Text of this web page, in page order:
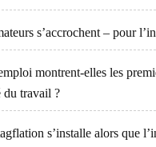
s’accrochent – ​​pour
montrent-elles les
du travail ?
s’installe alors que